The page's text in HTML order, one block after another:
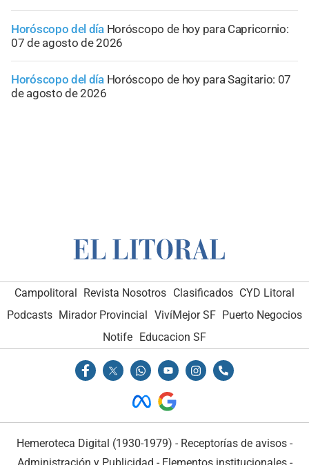
Horóscopo del día Horóscopo de hoy para Capricornio:
07 de agosto de 2026
Horóscopo del día Horóscopo de hoy para Sagitario: 07
de agosto de 2026
Campolitoral Revista Nosotros Clasificados CYD Litoral
Podcasts Mirador Provincial VivíMejor SF Puerto Negocios
Notife Educacion SF
Hemeroteca Digital (1930-1979) - Receptorías de avisos -
Administración y Publicidad - Elementos institucionales-